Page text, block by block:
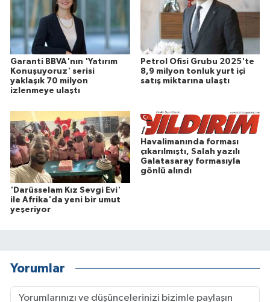
Garanti BBVA'nın 'Yatırım
Konuşuyoruz' serisi
yaklaşık 70 milyon
izlenmeye ulaştı
Petrol Ofisi Grubu 2025'te
8,9 milyon tonluk yurt içi
satış miktarına ulaştı
'Darüsselam Kız Sevgi Evi'
ile Afrika'da yeni bir umut
yeşeriyor
Havalimanında forması
çıkarılmıştı, Salah yazılı
Galatasaray formasıyla
gönlü alındı
Yorumlar